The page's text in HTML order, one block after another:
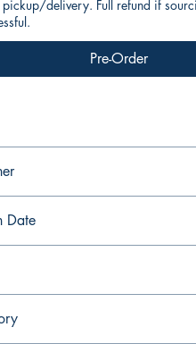
delivery. Full refund if
Pre-Order
Date